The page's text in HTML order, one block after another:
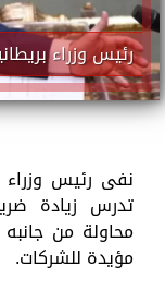
رئيس وزراء
نفى رئيس وزراء
محاولة من
مؤيدة للشركات.